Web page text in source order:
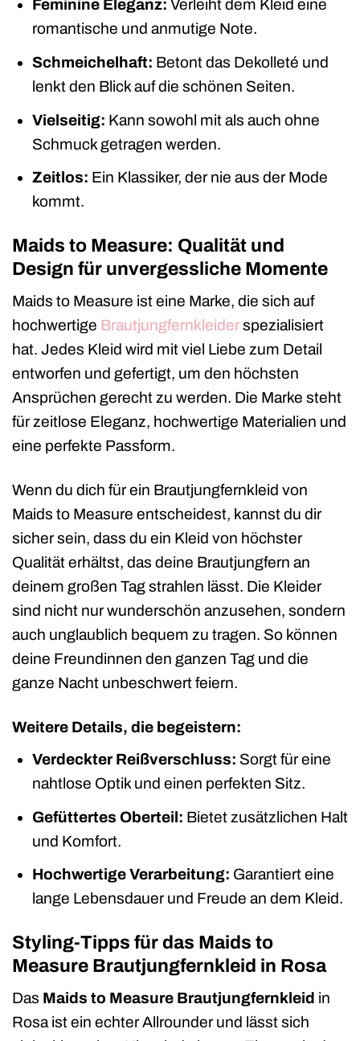
Feminine Eleganz: Verleiht dem Kleid eine
romantische und anmutige Note.
Schmeichelhaft: Betont das Dekolleté und
lenkt den Blick auf die schönen Seiten.
Vielseitig: Kann sowohl mit als auch ohne
Schmuck getragen werden.
Zeitlos: Ein Klassiker, der nie aus der Mode
kommt.
Maids to Measure: Qualität und
Design für unvergessliche Momente
Maids to Measure ist eine Marke, die sich auf
hochwertige Brautjungfernkleiderspezialisiert
hat. Jedes Kleid wird mit viel Liebe zum Detail
entworfen und gefertigt, um den höchsten
Ansprüchen gerecht zu werden. Die Marke steht
für zeitlose Eleganz, hochwertige Materialien und
eine perfekte Passform.
Wenn du dich für ein Brautjungfernkleid von
Maids to Measure entscheidest, kannst du dir
sicher sein, dass du ein Kleid von höchster
Qualität erhältst, das deine Brautjungfern an
deinem großen Tag strahlen lässt. Die Kleider
sind nicht nur wunderschön anzusehen, sondern
auch unglaublich bequem zu tragen. So können
deine Freundinnen den ganzen Tag und die
ganze Nacht unbeschwert feiern.
Weitere Details, die begeistern:
Verdeckter Reißverschluss: Sorgt für eine
nahtlose Optik und einen perfekten Sitz.
Gefüttertes Oberteil: Bietet zusätzlichen Halt
und Komfort.
Hochwertige Verarbeitung: Garantiert eine
lange Lebensdauer und Freude an dem Kleid.
Styling-Tipps für das Maids to
Measure Brautjungfernkleid in Rosa
Das Maids to Measure Brautjungfernkleid in
Rosa ist ein echter Allrounder und lässt sich